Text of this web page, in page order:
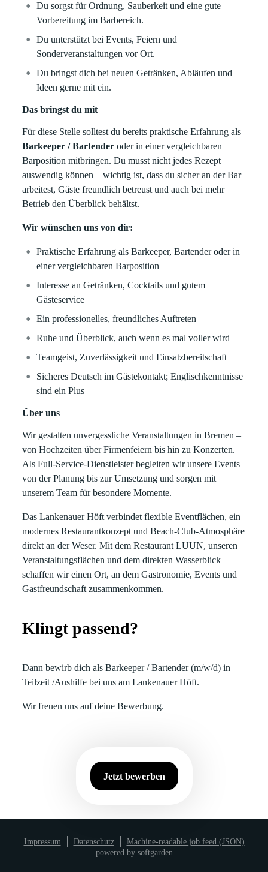
Du sorgst für Ordnung, Sauberkeit und eine gute
Vorbereitung im Barbereich.
Du unterstützt bei Events, Feiern und
Sonderveranstaltungen vor Ort.
Du bringst dich bei neuen Getränken, Abläufen und
Ideen gerne mit ein.
Das bringst du mit
Für diese Stelle solltest du bereits praktische Erfahrung als
Barkeeper / Bartender oder in einer vergleichbaren
Barposition mitbringen. Du musst nicht jedes Rezept
auswendig können – wichtig ist, dass du sicher an der Bar
arbeitest, Gäste freundlich betreust und auch bei mehr
Betrieb den Überblick behältst.
Wir wünschen uns von dir:
Praktische Erfahrung als Barkeeper, Bartender oder in
einer vergleichbaren Barposition
Interesse an Getränken, Cocktails und gutem
Gästeservice
Ein professionelles, freundliches Auftreten
Ruhe und Überblick, auch wenn es mal voller wird
Teamgeist, Zuverlässigkeit und Einsatzbereitschaft
Sicheres Deutsch im Gästekontakt; Englischkenntnisse
sind ein Plus
Über uns
Wir gestalten unvergessliche Veranstaltungen in Bremen –
von Hochzeiten über Firmenfeiern bis hin zu Konzerten.
Als Full-Service-Dienstleister begleiten wir unsere Events
von der Planung bis zur Umsetzung und sorgen mit
unserem Team für besondere Momente.
Das Lankenauer Höft verbindet flexible Eventflächen, ein
modernes Restaurantkonzept und Beach-Club-Atmosphäre
direkt an der Weser. Mit dem Restaurant LUUN, unseren
Veranstaltungsflächen und dem direkten Wasserblick
schaffen wir einen Ort, an dem Gastronomie, Events und
Gastfreundschaft zusammenkommen.
Klingt passend?
Dann bewirb dich als Barkeeper / Bartender (m/w/d) in
Teilzeit /Aushilfe bei uns am Lankenauer Höft.
Wir freuen uns auf deine Bewerbung.
Jetzt bewerben
Impressum Datenschutz
Machine-readable job feed (JSON)
powered by softgarden